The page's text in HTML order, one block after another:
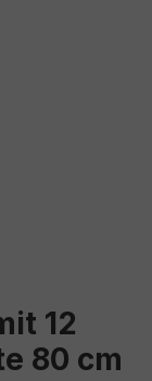
12
80 cm